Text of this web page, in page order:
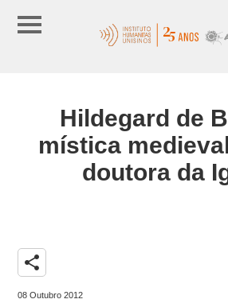
Hildegard de
mística
doutora da
share
08 Outubro 2012